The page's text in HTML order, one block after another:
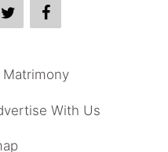
Matrimony
With Us